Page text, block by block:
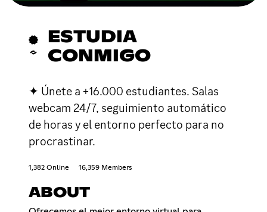
ESTUDIA
CONMIGO
✦ Únete a +16.000 estudiantes. Salas
webcam 24/7, seguimiento automático
de horas y el entorno perfecto para no
procrastinar.
1,382 Online 16,359 Members
ABOUT